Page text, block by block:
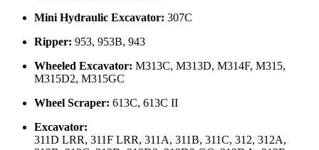
Mini Hydraulic Excavator: 307C
Ripper: 953, 953B, 943
Wheeled Excavator: M313C, M313D, M314F, M315,
M315D2, M315GC
Wheel Scraper: 613C, 613C II
Excavator:
311D LRR, 311F LRR, 311A, 311B, 311C, 312, 312A,